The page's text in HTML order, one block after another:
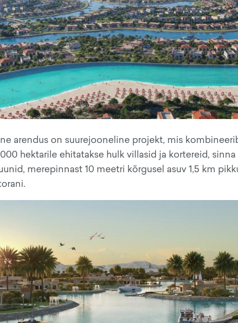
arendus on suurejooneline projekt, mis
hektarile ehitatakse hulk villasid ja kortereid,
merepinnast 10 meetri kõrgusel asuv 1,5 km